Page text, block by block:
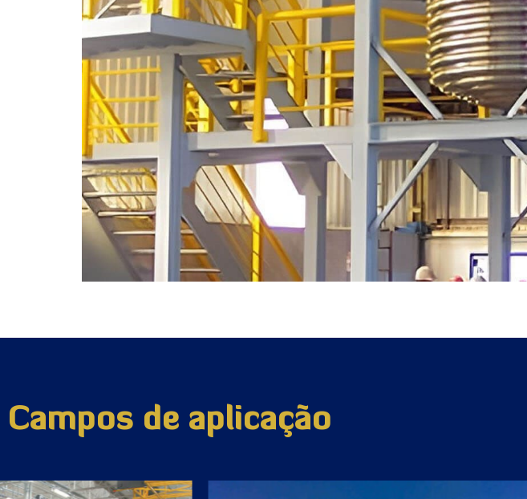
Campos de aplicação